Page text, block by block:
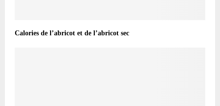
Calories de l’abricot et de l’abricot sec